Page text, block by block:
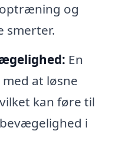
og
smerter.
En
at løsne
kan føre til
i